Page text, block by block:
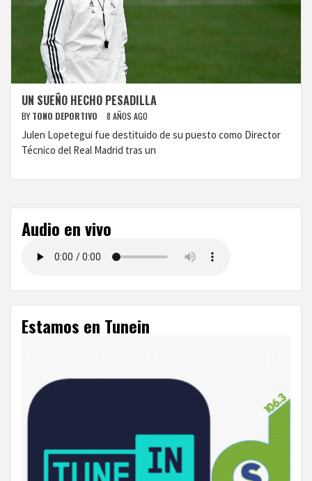
UN SUEÑO HECHO PESADILLA
BY TONO DEPORTIVO 8 AÑOS AGO
Julen Lopetegui fue destituido de su puesto como Director
Técnico del Real Madrid tras un
Audio en vivo
Estamos en Tunein